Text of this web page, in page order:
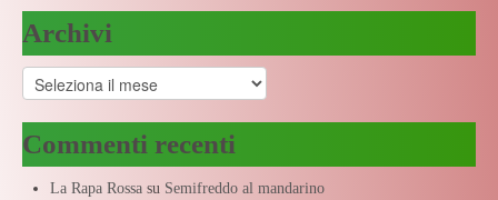
Archivi
Archivi
Commenti recenti
La Rapa Rossa su Semifreddo al mandarino